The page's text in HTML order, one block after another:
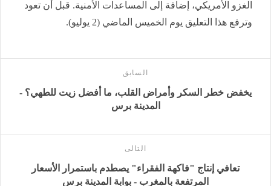
الغزو الأمريكي، إضافة إلى المساعدات الأمنية. قبل أن تعود
وترفع هذا التعليق يوم الخميس الماضي (2 يوليو).
السابق
يخفض خطر السكر وأمراض القلب، ما أفضل زيت للطهي؟ -
المدينة برس
التالى
تعافي إنتاج "فاكهة الفقراء" يصطدم باستمرار الأسعار
المرتفعة بالمغرب - بوابة المدينة برس